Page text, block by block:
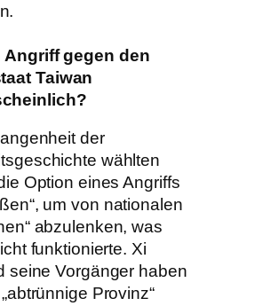
Angriff gegen den
Taiwan
der
wählten
Option eines Angriffs
um von nationalen
abzulenken, was
funktionierte. Xi
seine Vorgänger haben
Provinz“